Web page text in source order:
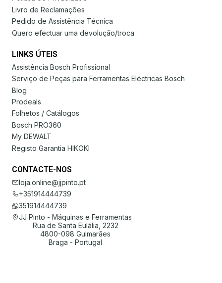
Livro de Reclamações
Pedido de Assistência Técnica
Quero efectuar uma devolução/troca
LINKS ÚTEIS
Assistência Bosch Profissional
Serviço de Peças para Ferramentas Eléctricas Bosch
Blog
Prodeals
Folhetos / Catálogos
Bosch PRO360
My DEWALT
Registo Garantia HIKOKI
CONTACTE-NOS
loja.online@jjpinto.pt
+351914444739
351914444739
JJ Pinto - Máquinas e Ferramentas
Rua de Santa Eulália, 2232
4800-098 Guimarães
Braga - Portugal